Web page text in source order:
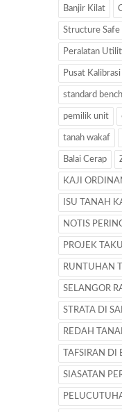
Banjir Kilat
Structure Safe
Peralatan
Pusat Kalibrasi
standard
pemilik unit
tanah wakaf
Balai Cerap
KAJI
ISU TANAH
NOTIS
PROJEK
RUNTUHAN
SELANGOR
STRATA DI
REDAH
TAFSIRAN
SIASATAN